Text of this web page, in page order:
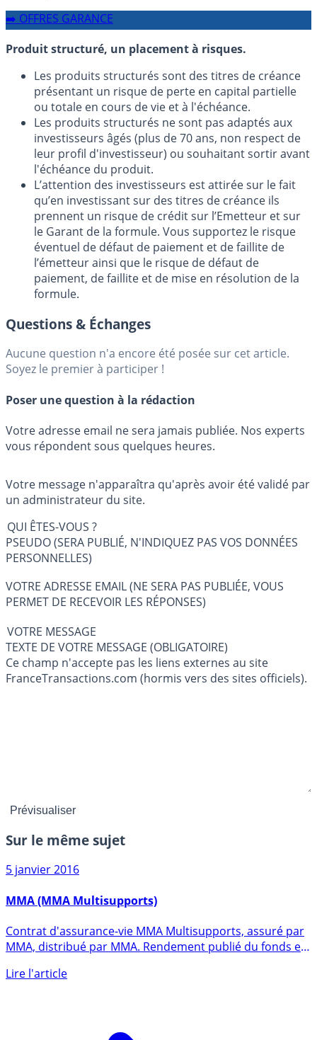
➡️ OFFRES GARANCE
Produit structuré, un placement à risques.
Les produits structurés sont des titres de créance
présentant un risque de perte en capital partielle
ou totale en cours de vie et à l'échéance.
Les produits structurés ne sont pas adaptés aux
investisseurs âgés (plus de 70 ans, non respect de
leur profil d'investisseur) ou souhaitant sortir avant
l'échéance du produit.
L’attention des investisseurs est attirée sur le fait
qu’en investissant sur des titres de créance ils
prennent un risque de crédit sur l’Emetteur et sur
le Garant de la formule. Vous supportez le risque
éventuel de défaut de paiement et de faillite de
l’émetteur ainsi que le risque de défaut de
paiement, de faillite et de mise en résolution de la
formule.
Questions & Échanges
Aucune question n'a encore été posée sur cet article.
Soyez le premier à participer !
Poser une question à la rédaction
Votre adresse email ne sera jamais publiée. Nos experts
vous répondent sous quelques heures.
Votre message n'apparaîtra qu'après avoir été validé par
un administrateur du site.
QUI ÊTES-VOUS ?
PSEUDO (SERA PUBLIÉ, N'INDIQUEZ PAS VOS DONNÉES
PERSONNELLES)
VOTRE ADRESSE EMAIL (NE SERA PAS PUBLIÉE, VOUS
PERMET DE RECEVOIR LES RÉPONSES)
VOTRE MESSAGE
TEXTE DE VOTRE MESSAGE (OBLIGATOIRE)
Ce champ n'accepte pas les liens externes au site
FranceTransactions.com (hormis vers des sites officiels).
Sur le même sujet
5 janvier 2016
MMA (MMA Multisupports)
MMA, distribué par MMA. Rendement publié du fonds en